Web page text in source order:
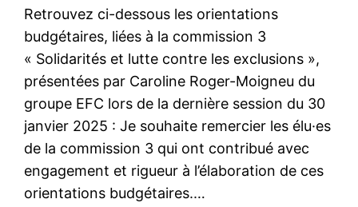
Retrouvez ci-dessous les orientations
budgétaires, liées à la commission 3
« Solidarités et lutte contre les exclusions »,
présentées par Caroline Roger-Moigneu du
groupe EFC lors de la dernière session du 30
janvier 2025 : Je souhaite remercier les élu·es
de la commission 3 qui ont contribué avec
engagement et rigueur à l’élaboration de ces
orientations budgétaires.…